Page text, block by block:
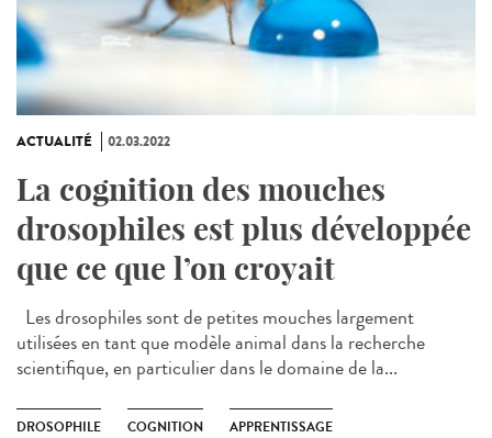
ACTUALITÉ 02.03.2022
La cognition des mouches
drosophiles est plus développée
que ce que l’on croyait
Les drosophiles sont de petites mouches largement
utilisées en tant que modèle animal dans la recherche
scientifique, en particulier dans le domaine de la...
DROSOPHILE COGNITION APPRENTISSAGE